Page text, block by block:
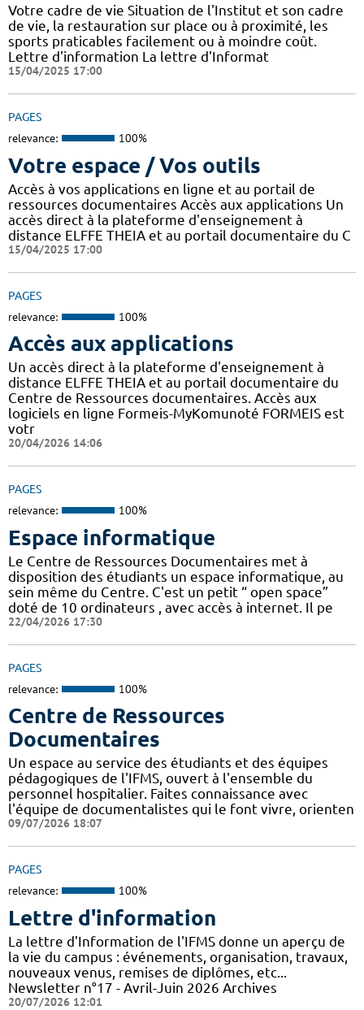
Votre cadre de vie Situation de l'Institut et son cadre
de vie, la restauration sur place ou à proximité, les
sports praticables facilement ou à moindre coût.
Lettre d'information La lettre d'Informat
15/04/2025 17:00
PAGES
relevance: 100%
Votre espace / Vos outils
Accès à vos applications en ligne et au portail de
ressources documentaires Accès aux applications Un
accès direct à la plateforme d'enseignement à
distance ELFFE THEIA et au portail documentaire du C
15/04/2025 17:00
PAGES
relevance: 100%
Accès aux applications
Un accès direct à la plateforme d'enseignement à
distance ELFFE THEIA et au portail documentaire du
Centre de Ressources documentaires. Accès aux
logiciels en ligne Formeis-MyKomunoté FORMEIS est
votr
20/04/2026 14:06
PAGES
relevance: 100%
Espace informatique
Le Centre de Ressources Documentaires met à
disposition des étudiants un espace informatique, au
sein même du Centre. C'est un petit “ open space”
doté de 10 ordinateurs , avec accès à internet. Il pe
22/04/2026 17:30
PAGES
relevance: 100%
Centre de Ressources
Documentaires
Un espace au service des étudiants et des équipes
pédagogiques de l'IFMS, ouvert à l'ensemble du
personnel hospitalier. Faites connaissance avec
l'équipe de documentalistes qui le font vivre, orienten
09/07/2026 18:07
PAGES
relevance: 100%
Lettre d'information
La lettre d'Information de l'IFMS donne un aperçu de
la vie du campus : événements, organisation, travaux,
nouveaux venus, remises de diplômes, etc...
Newsletter n°17 - Avril-Juin 2026 Archives
20/07/2026 12:01